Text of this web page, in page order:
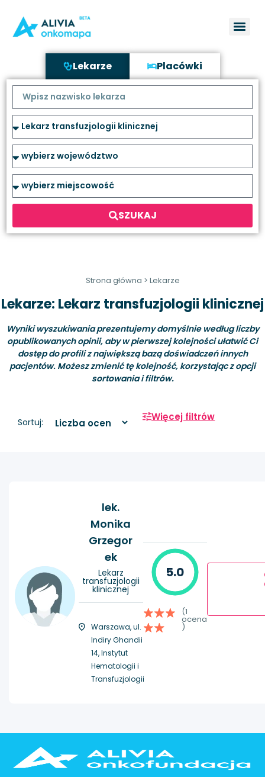
Lekarze Placówki
SZUKAJ
Strona główna > Lekarze
Lekarze: Lekarz transfuzjologii klinicznej
Wyniki wyszukiwania prezentujemy domyślnie według liczby
opublikowanych opinii, aby w pierwszej kolejności ułatwić Ci
dostęp do profili z największą bazą doświadczeń innych
pacjentów. Możesz zmienić tę kolejność, korzystając z opcji
sortowania i filtrów.
Sortuj: Więcej filtrów
lek.
Monika
Grzegor
ek
Lekarz
transfuzjologii
klinicznej
Warszawa, ul.
Indiry Ghandii
14, Instytut
Hematologii i
Transfuzjologii
5.0
(1
ocena
)